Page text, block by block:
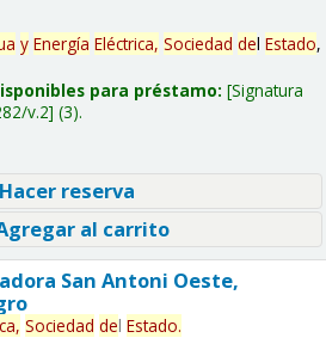
y Energía Eléctrica, Sociedad del Estado,
para préstamo: Signatura
v.2 (3).
reserva
al carrito
San Antoni Oeste,
Sociedad del Estado.